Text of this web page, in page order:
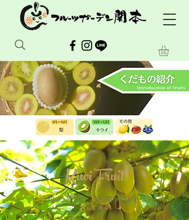
​Kiwi Fruit
​一粒の贅沢、至福の味わい
詳しく見る